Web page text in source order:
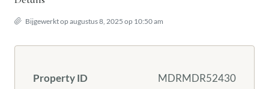
Bijgewerkt op augustus 8, 2025 op 10:50 am
Property ID MDRMDR52430